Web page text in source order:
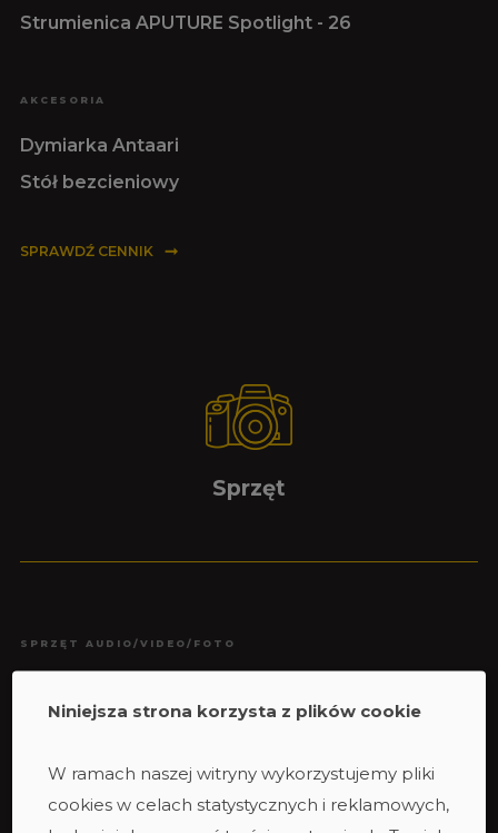
Strumienica APUTURE Spotlight - 26
AKCESORIA
Dymiarka Antaari
Stół bezcieniowy
SPRAWDŹ CENNIK
Sprzęt
SPRZĘT AUDIO/VIDEO/FOTO
Sony FX3
Niniejsza strona korzysta z plików cookie
W ramach naszej witryny wykorzystujemy pliki
cookies w celach statystycznych i reklamowych,